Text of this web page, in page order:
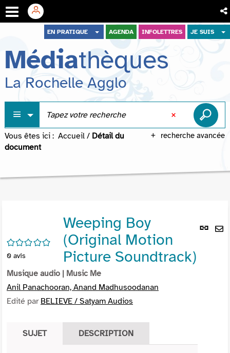
menu
contenu
recherche
EN PRATIQUE AGENDA INFOLETTRES JE SUIS
Médiathèques
La Rochelle Agglo
recherche avancée
Vous êtes ici : Accueil / Détail du
document
Lien
/5
0 avis
Weeping Boy
(Original Motion
Picture Soundtrack)
Musique audio | Music Me
Anil Panachooran, Anand Madhusoodanan
Edité par BELIEVE / Satyam Audios
SUJET DESCRIPTION